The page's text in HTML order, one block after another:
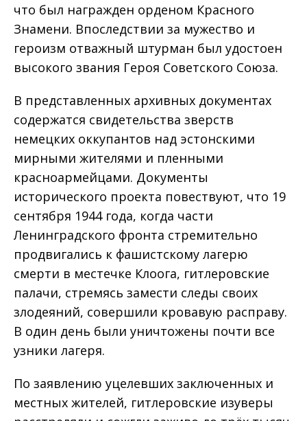
что был награжден орденом Красного
Знамени. Впоследствии за мужество и
героизм отважный штурман был удостоен
высокого звания Героя Советского Союза.
В представленных архивных документах
содержатся свидетельства зверств
немецких оккупантов над эстонскими
мирными жителями и пленными
красноармейцами. Документы
исторического проекта повествуют, что 19
сентября 1944 года, когда части
Ленинградского фронта стремительно
продвигались к фашистскому лагерю
смерти в местечке Клоога, гитлеровские
палачи, стремясь замести следы своих
злодеяний, совершили кровавую расправу.
В один день были уничтожены почти все
узники лагеря.
По заявлению уцелевших заключенных и
местных жителей, гитлеровские изуверы